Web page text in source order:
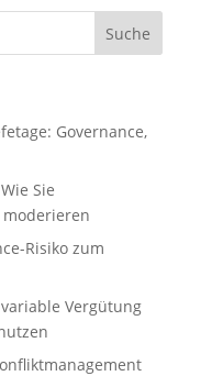
Governance,
Sie
Risiko zum
Vergütung